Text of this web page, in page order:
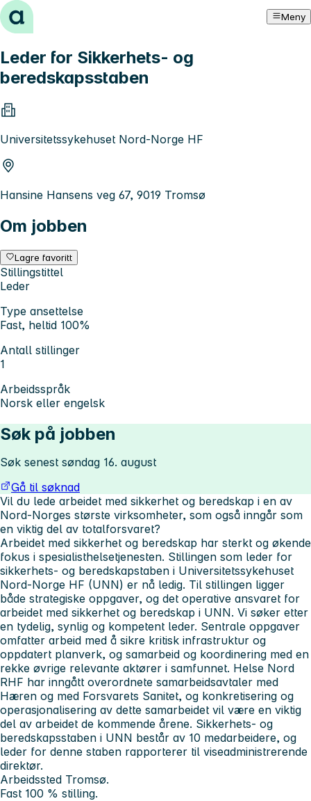
Hopp til innhold Meny
Leder for Sikkerhets- og
beredskapsstaben
Universitetssykehuset Nord-Norge HF
Hansine Hansens veg 67, 9019 Tromsø
Om jobben
Lagre favoritt
Stillingstittel
Leder
Type ansettelse
Fast, heltid 100%
Antall stillinger
1
Arbeidsspråk
Norsk eller engelsk
Søk på jobben
Søk senest søndag 16. august
Gå til søknad
Vil du lede arbeidet med sikkerhet og beredskap i en av
Nord-Norges største virksomheter, som også inngår som
en viktig del av totalforsvaret?
Arbeidet med sikkerhet og beredskap har sterkt og økende
fokus i spesialisthelsetjenesten. Stillingen som leder for
sikkerhets- og beredskapstaben i Universitetssykehuset
Nord-Norge HF (UNN) er nå ledig. Til stillingen ligger
både strategiske oppgaver, og det operative ansvaret for
arbeidet med sikkerhet og beredskap i UNN. Vi søker etter
en tydelig, synlig og kompetent leder. Sentrale oppgaver
omfatter arbeid med å sikre kritisk infrastruktur og
oppdatert planverk, og samarbeid og koordinering med en
rekke øvrige relevante aktører i samfunnet. Helse Nord
RHF har inngått overordnete samarbeidsavtaler med
Hæren og med Forsvarets Sanitet, og konkretisering og
operasjonalisering av dette samarbeidet vil være en viktig
del av arbeidet de kommende årene. Sikkerhets- og
beredskapsstaben i UNN består av 10 medarbeidere, og
leder for denne staben rapporterer til viseadministrerende
direktør.
Arbeidssted Tromsø.
Fast 100 % stilling.